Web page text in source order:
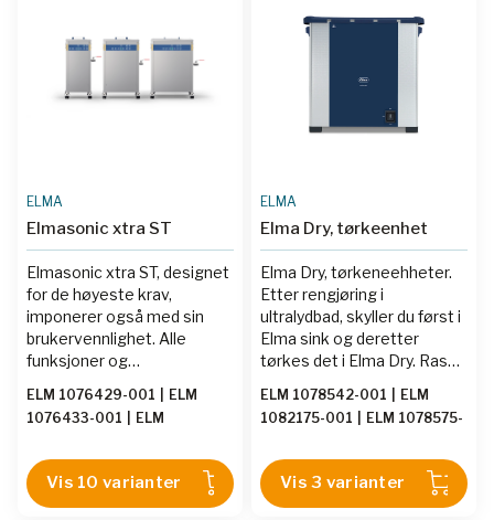
ELMA
Elmasonic xtra ST
Elmasonic xtra ST, designet
for de høyeste krav,
imponerer også med sin
brukervennlighet. Alle
funksjoner og
ultralydsfrekvens, tids- og
varmeinnstillinger - kan
det sprutsikre
kontrollpanelet på fronten.
ELM 1076429-001
ELM
1076433-001
ELM
1076436-001|ELM
1076435-001| ELM
1076438-001|ELM
Vis 10 varianter
ELMA
Elma Dry, tørkeenhet
Elma Dry, tørkeneehheter.
Etter rengjøring i
ultralydbad, skyller du først i
Elma sink og deretter
tørkes det i Elma Dry. Raskt
ELM 1078542-001
ELM
1082175-001
ELM 1078575-
Vis 3 varianter